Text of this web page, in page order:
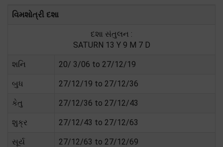
વિમશોત્રી દશા
દશા સંતુલન :
SATURN 13 Y 9 M 7 D
શનિ 20/ 3/06 to 27/12/19
બુધ 27/12/19 to 27/12/36
કેતુ 27/12/36 to 27/12/43
શુક્ર 27/12/43 to 27/12/63
સૂર્ય 27/12/63 to 27/12/69